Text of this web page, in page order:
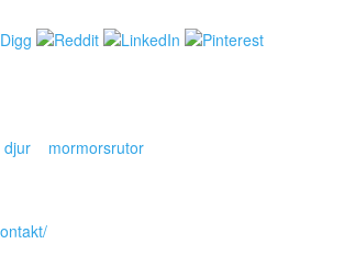
djur mormorsrutor